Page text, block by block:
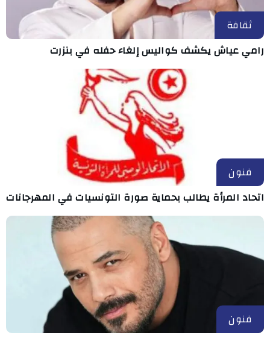
ثقافة
رامي عياش يكشف كواليس إلغاء حفله في بنزرت
فنون
اتحاد المرأة يطالب بحماية صورة التونسيات في المهرجانات
فنون